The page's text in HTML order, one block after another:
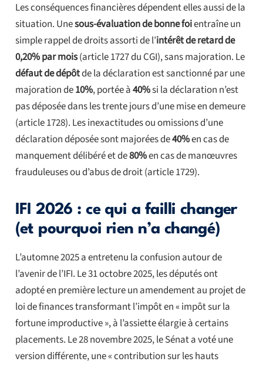
Les conséquences financières dépendent elles aussi de la
situation. Unesous-évaluation de bonne foientraîne un
simple rappel de droits assorti de l’intérêt de retard de
0,20% par mois(article 1727 du CGI), sans majoration. Le
défaut de dépôtde la déclaration est sanctionné par une
majoration de10%, portée à40%si la déclaration n’est
pas déposée dans les trente jours d’une mise en demeure
(article 1728). Les inexactitudes ou omissions d’une
déclaration déposée sont majorées de40%en cas de
manquement délibéré et de80%en cas de manœuvres
frauduleuses ou d’abus de droit (article 1729).
IFI 2026 : ce qui a failli changer
(et pourquoi rien n’a changé)
L’automne 2025 a entretenu la confusion autour de
l’avenir de l’IFI. Le 31 octobre 2025, les députés ont
adopté en première lecture un amendement au projet de
loi de finances transformant l’impôt en « impôt sur la
fortune improductive », à l’assiette élargie à certains
placements. Le 28 novembre 2025, le Sénat a voté une
version différente, une « contribution sur les hauts